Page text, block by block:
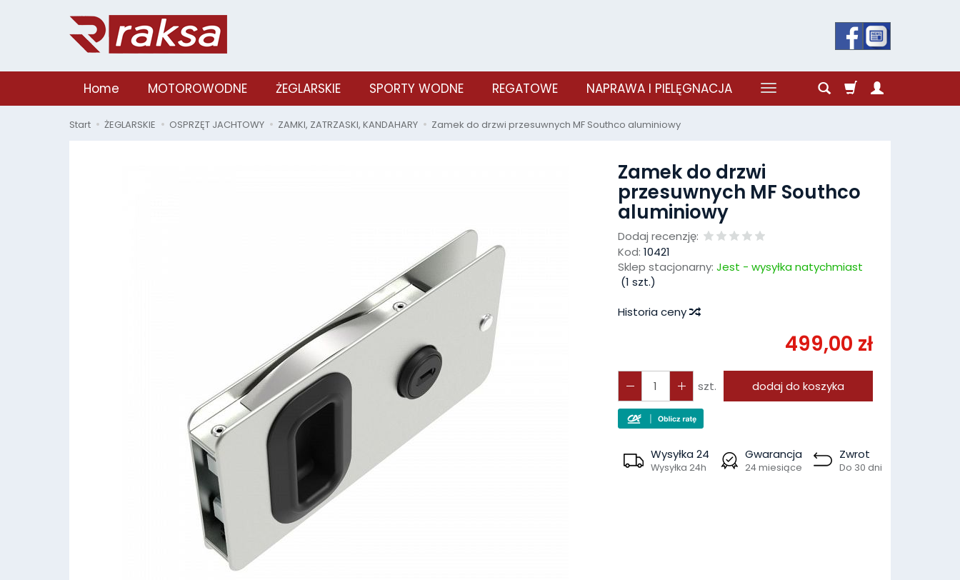
Home MOTOROWODNE ŻEGLARSKIE SPORTY WODNE REGATOWE NAPRAWA I PIELĘGNACJA
Start ŻEGLARSKIE OSPRZĘT JACHTOWY ZAMKI, ZATRZASKI, KANDAHARY Zamek do drzwi przesuwnych MF Southco aluminiowy
Zamek do drzwi
przesuwnych MF Southco
aluminiowy
Dodaj recenzję:
Kod: 10421
Sklep stacjonarny: Jest - wysyłka natychmiast
(1 szt.)
Historia ceny
499,00 zł
szt. dodaj do koszyka
Wysyłka 24
Wysyłka 24h
Gwarancja
24 miesiące
Zwrot
Do 30 dni